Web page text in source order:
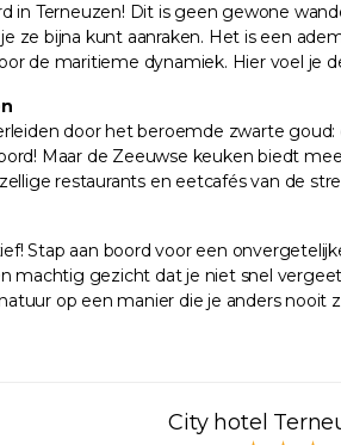
in Terneuzen! Dit is geen gewone
ze bijna kunt aanraken. Het is een
de maritieme dynamiek. Hier voel
door het beroemde zwarte
Maar de Zeeuwse keuken biedt
restaurants en eetcafés van de
Stap aan boord voor een
gezicht dat je niet snel
op een manier die je anders
City hotel